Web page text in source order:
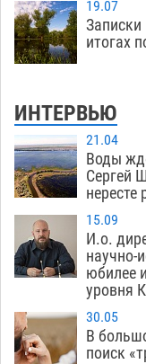
19.07
Записки
итогах
ИНТЕРВЬЮ
21.04
Воды
Сергей
нересте
15.09
И.о.
научно-
юбилее
уровня
30.05
В
поиск